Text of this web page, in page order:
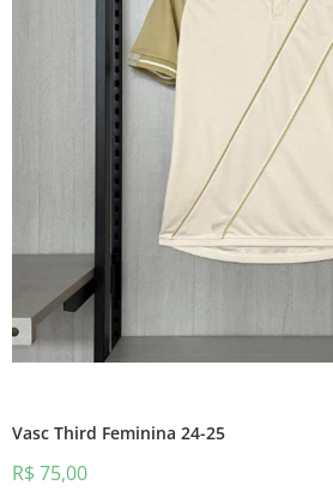
Vasc Third Feminina 24-25
R$ 75,00